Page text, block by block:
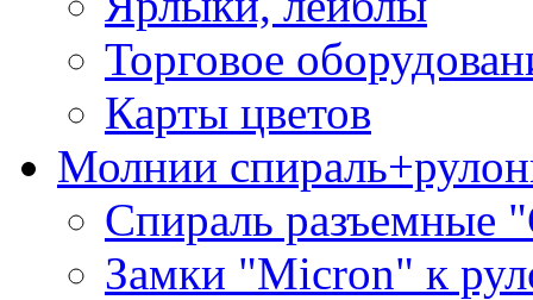
Торговое
Карты цветов
Молнии
Спираль разъемные
Замки "Micron" к